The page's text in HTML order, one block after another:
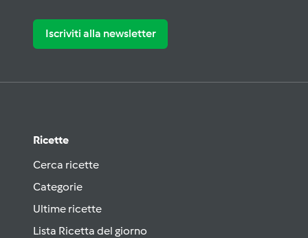
Iscriviti alla newsletter
Ricette
Cerca ricette
Categorie
Ultime ricette
Lista Ricetta del giorno